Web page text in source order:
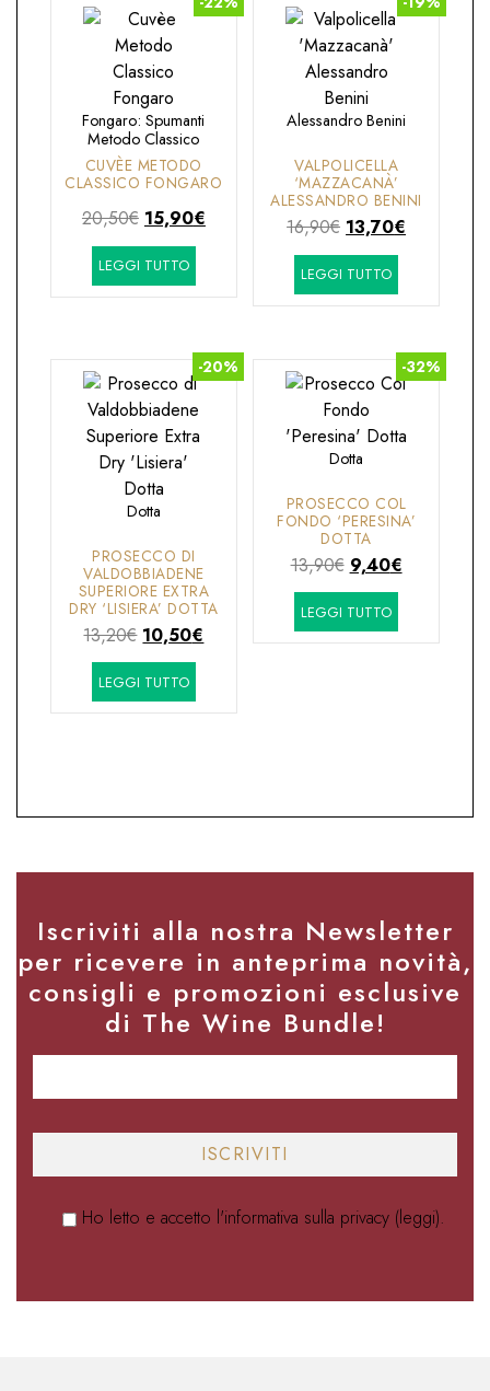
Fongaro: Spumanti
Metodo Classico
CUVÈE METODO
CLASSICO FONGARO
20,50€ Il
prezzo
originale
era:
15,90€Il
è:
LEGGI TUTTO
Alessandro Benini
VALPOLICELLA
‘MAZZACANÀ’
ALESSANDRO BENINI
16,90€ Il
prezzo
originale
era:
13,70€
è:
LEGGI TUTTO
-20%
Dotta
PROSECCO DI
VALDOBBIADENE
SUPERIORE EXTRA
DRY ‘LISIERA’ DOTTA
13,20€ Il
prezzo
originale
era:
10,50€
è:
LEGGI TUTTO
-32%
Dotta
PROSECCO COL
FONDO ‘PERESINA’
DOTTA
13,90€ Il
prezzo
originale
era:
9,40€Il
è:
LEGGI TUTTO
Iscriviti alla nostra Newsletter
per ricevere in anteprima novità,
consigli e promozioni esclusive
di The Wine Bundle!
Ho letto e accetto l'informativa sulla privacy (leggi).